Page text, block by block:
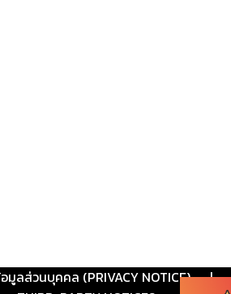
มูลส่วนบุคคล (PRIVACY NOTICE) |